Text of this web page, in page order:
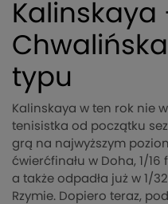
Kalinskaya
typu
Kalinskaya w ten rok nie
tenisistka od początku
grą na najwyższym
ćwierćfinału w Doha, 1/
a także odpadła już w 1/
Rzymie. Dopiero teraz,